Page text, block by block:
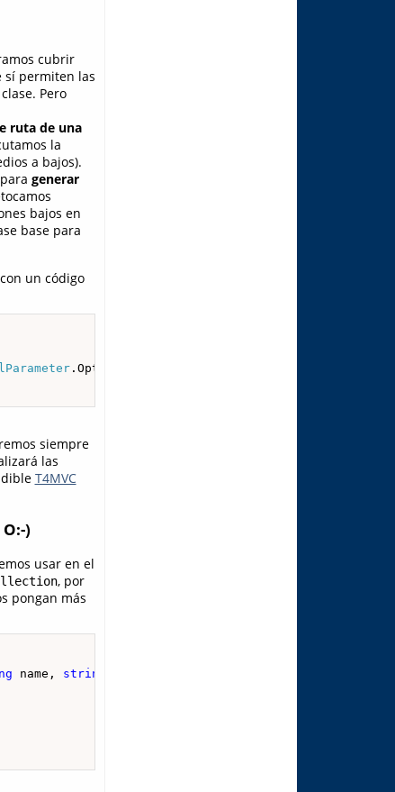
cubrir
sí permiten las
Pero
ruta de una
la
a bajos).
generar
bajos en
base para
un código
.Optional }
siempre
las
T4MVC
)
usar en el
, por
pongan más
name, string